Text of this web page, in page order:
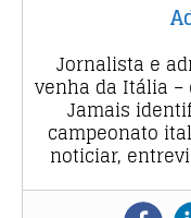
Jornalista e
venha da Itália –
Jamais
campeonato
noticiar,